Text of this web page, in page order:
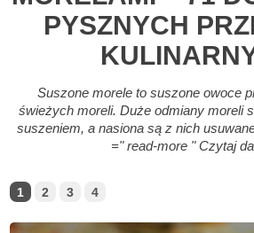
PYSZNYCH
Suszone morele to suszone owoce
świeżych moreli. Duże odmiany moreli
suszeniem, a nasiona są z nich
=" read-more " Czytaj
1 2 3 4